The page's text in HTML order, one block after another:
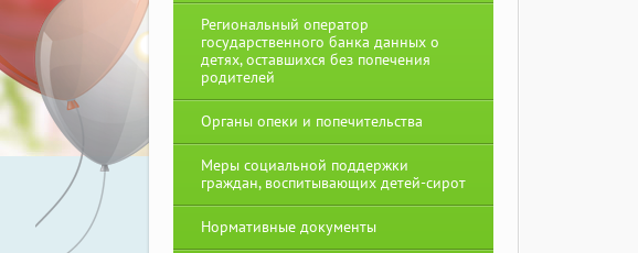
Региональный оператор
государственного банка данных о
детях, оставшихся без попечения
родителей
Органы опеки и попечительства
Меры социальной поддержки
граждан, воспитывающих детей-сирот
Нормативные документы